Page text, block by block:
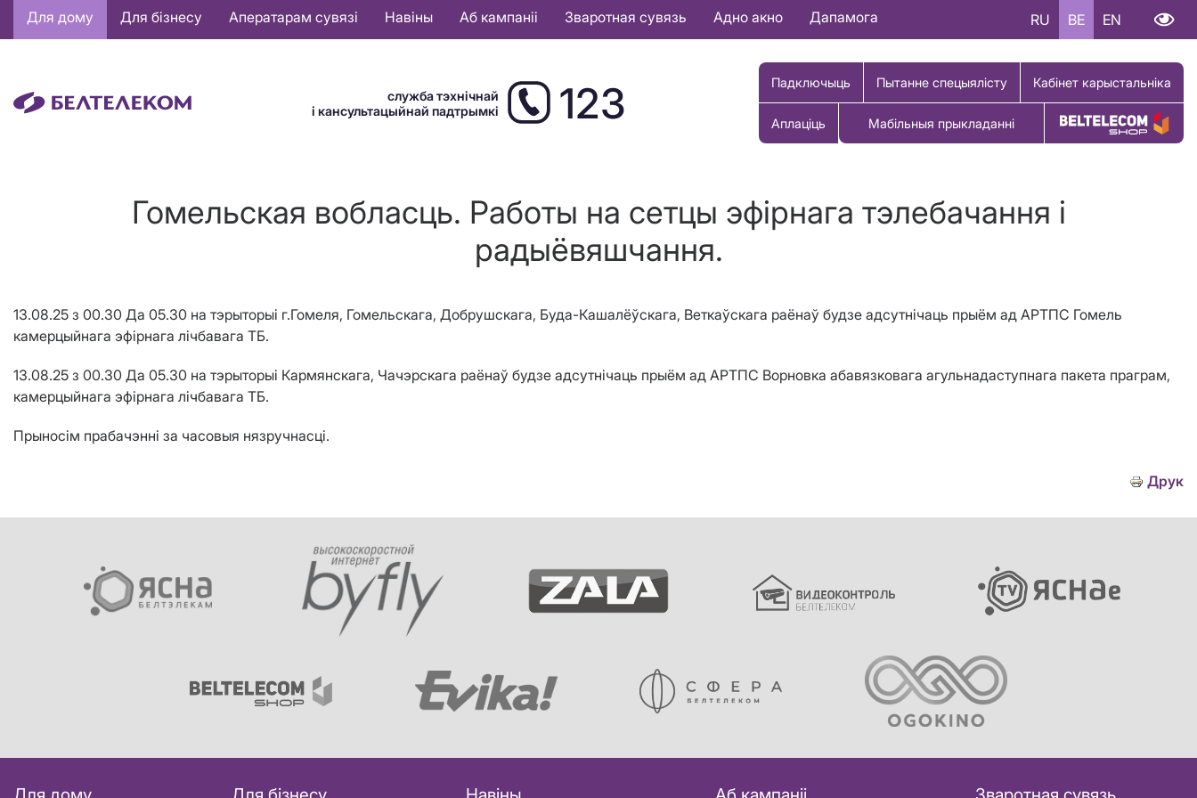
Основная
навигация
Для дому Для бізнесу Аператарам сувязі Навіны Аб кампаніі Зваротная сувязь Адно акно Дапамога RU BE EN
служба тэхнічнай
і кансультацыйнай падтрымкі
123 Падключыць Пытанне спецыялісту Кабінет карыстальніка
Аплаціць Мабільныя прыкладанні Купіць тавар
Гомельская вобласць. Работы на сетцы эфірнага тэлебачання і
радыёвяшчання.
13.08.25 з 00.30 Да 05.30 на тэрыторыі г.Гомеля, Гомельскага, Добрушскага, Буда-Кашалёўскага, Веткаўскага раёнаў будзе адсутнічаць прыём ад АРТПС Гомель
камерцыйнага эфірнага лічбавага ТБ.
13.08.25 з 00.30 Да 05.30 на тэрыторыі Кармянскага, Чачэрскага раёнаў будзе адсутнічаць прыём ад АРТПС Ворновка абавязковага агульнадаступнага пакета праграм,
камерцыйнага эфірнага лічбавага ТБ.
Прыносім прабачэнні за часовыя нязручнасці.
Друк